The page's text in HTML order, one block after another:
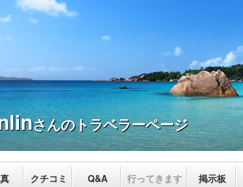
さんのトラベラーページ
クチコミ Q&A 行ってきます 掲示板